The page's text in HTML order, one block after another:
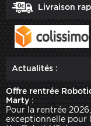
Livraison
Actualités :
Offre rentrée
Marty :
Pour la rentrée
exceptionnelle pour